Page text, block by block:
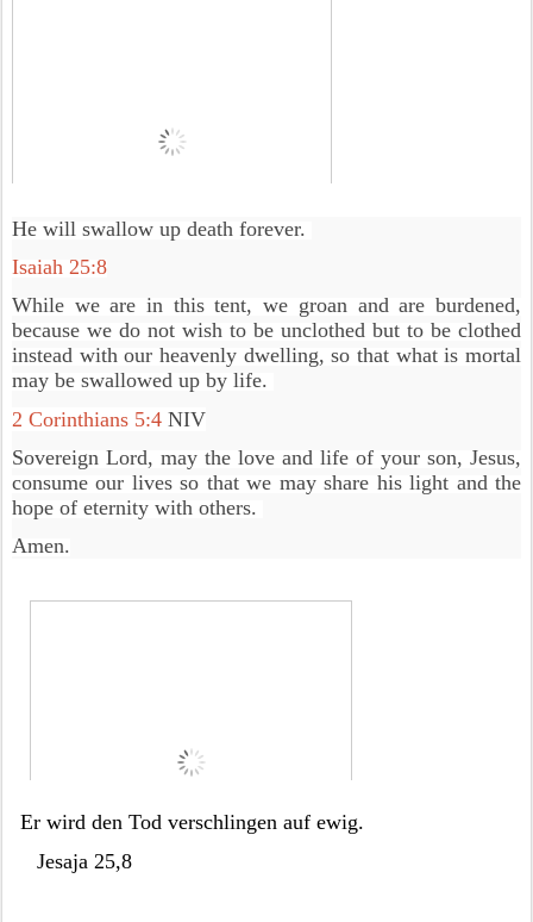
He will swallow up death forever.
Isaiah 25:8
While we are in this tent, we groan and are burdened,
because we do not wish to be unclothed but to be clothed
instead with our heavenly dwelling, so that what is mortal
may be swallowed up by life.
2 Corinthians 5:4 NIV
Sovereign Lord, may the love and life of your son, Jesus,
consume our lives so that we may share his light and the
hope of eternity with others.
Amen.
Er wird den Tod verschlingen auf ewig.
Jesaja 25,8